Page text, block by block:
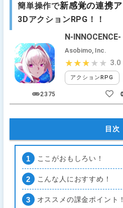
簡単操作で新感覚の連携
3DアクションRPG！！
N-
Asobimo, Inc.
アクションRPG
★★★★★
★★★★★ 3.0
2375
目次
ここがおもしろい！
こんな人におすすめ！
オススメの課金ポイント！